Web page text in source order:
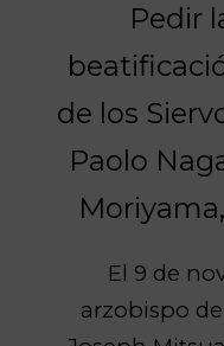
Pedir
de los
Paolo
El 9 de
arzobispo